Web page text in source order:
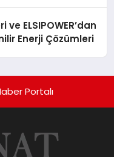
ve ELSIPOWER’dan
Enerji Çözümleri
Portalı